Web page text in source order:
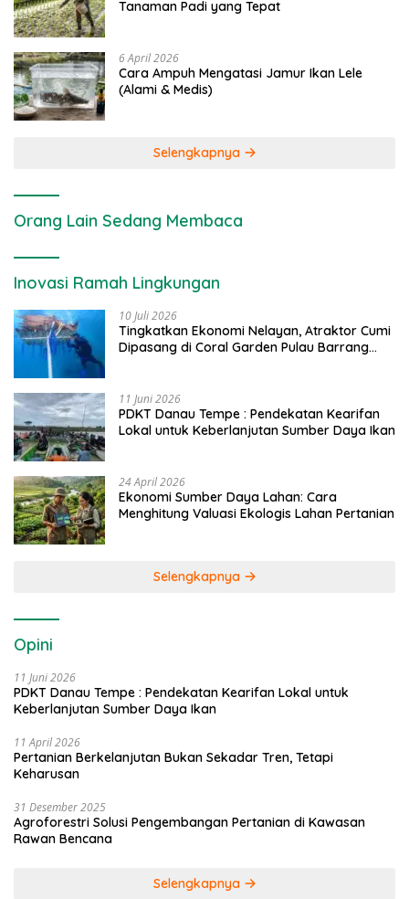
Tanaman Padi yang Tepat
6 April 2026
Cara Ampuh Mengatasi Jamur Ikan Lele
(Alami & Medis)
Selengkapnya
Orang Lain Sedang Membaca
Inovasi Ramah Lingkungan
10 Juli 2026
Tingkatkan Ekonomi Nelayan, Atraktor Cumi
Dipasang di Coral Garden Pulau Barrang
11 Juni 2026
PDKT Danau Tempe : Pendekatan Kearifan
Lokal untuk Keberlanjutan Sumber Daya Ikan
24 April 2026
Ekonomi Sumber Daya Lahan: Cara
Menghitung Valuasi Ekologis Lahan Pertanian
Selengkapnya
Opini
11 Juni 2026
PDKT Danau Tempe : Pendekatan Kearifan Lokal untuk
Keberlanjutan Sumber Daya Ikan
11 April 2026
Pertanian Berkelanjutan Bukan Sekadar Tren, Tetapi
Keharusan
31 Desember 2025
Agroforestri Solusi Pengembangan Pertanian di Kawasan
Rawan Bencana
Selengkapnya